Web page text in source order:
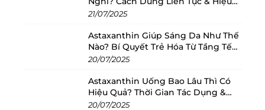
Quả Nhất
21/07/2025
Astaxanthin Giúp Sáng Da Như Thế
Nào? Bí Quyết Trẻ Hóa Từ Tầng Tế
Bào
20/07/2025
Astaxanthin Uống Bao Lâu Thì Có
Hiệu Quả? Thời Gian Tác Dụng &
Cách Dùng Tối Ưu
20/07/2025